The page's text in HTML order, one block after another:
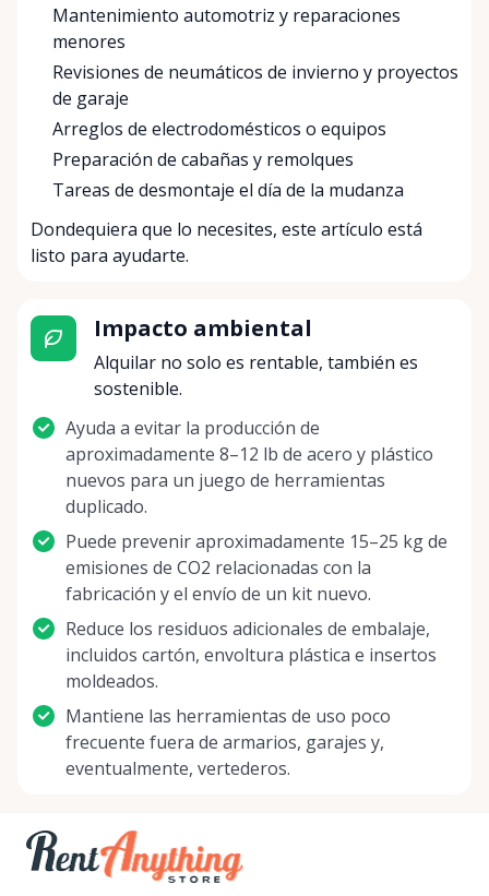
Mantenimiento automotriz y reparaciones
menores
Revisiones de neumáticos de invierno y proyectos
de garaje
Arreglos de electrodomésticos o equipos
Preparación de cabañas y remolques
Tareas de desmontaje el día de la mudanza
Dondequiera que lo necesites, este artículo está
listo para ayudarte.
Impacto ambiental
Alquilar no solo es rentable, también es
sostenible.
Ayuda a evitar la producción de
aproximadamente 8–12 lb de acero y plástico
nuevos para un juego de herramientas
duplicado.
Puede prevenir aproximadamente 15–25 kg de
emisiones de CO2 relacionadas con la
fabricación y el envío de un kit nuevo.
Reduce los residuos adicionales de embalaje,
incluidos cartón, envoltura plástica e insertos
moldeados.
Mantiene las herramientas de uso poco
frecuente fuera de armarios, garajes y,
eventualmente, vertederos.